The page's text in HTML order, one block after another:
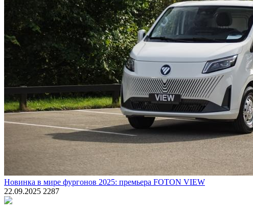
Новинка в мире фургонов 2025: премьера FOTON VIEW
22.09.2025 2287